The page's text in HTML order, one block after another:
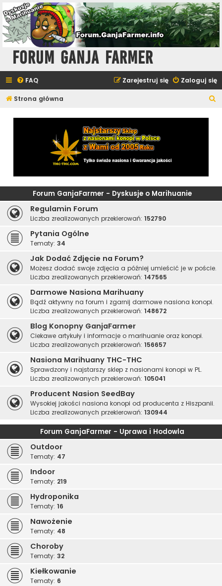
Forum Ganja Farmer
FAQ Zaloguj się
Zarejestruj się
Strona główna
Forum GanjaFarmer - Dyskusje o Marihuanie
Regulamin Forum
Liczba zrealizowanych przekierowań: 152790
Pytania Ogólne
Tematy: 34
Jak Dodać Zdjęcie na Forum?
Możesz dodać swoje zdjęcia a później umieścić je w poście.
Liczba zrealizowanych przekierowań: 147565
Darmowe Nasiona Marihuany
Bądź aktywny na forum i zgarnij darmowe nasiona konopi.
Liczba zrealizowanych przekierowań: 148672
Blog Konopny GanjaFarmer
Ciekawe artykuły i informacje o marihuanie oraz konopi.
Liczba zrealizowanych przekierowań: 156657
Nasiona Marihuany THC-THC
Sprawdzony i najstarszy sklep z nasionami konopi w PL.
Liczba zrealizowanych przekierowań: 105041
Producent Nasion SeedBay
Wysokiej jakości nasiona konopi od producenta z Hiszpanii.
Liczba zrealizowanych przekierowań: 130944
Forum GanjaFarmer - Uprawa i Hodowla
Outdoor
Tematy: 47
Indoor
Tematy: 219
Hydroponika
Tematy: 16
Nawożenie
Tematy: 48
Choroby
Tematy: 32
Kiełkowanie
Tematy: 6